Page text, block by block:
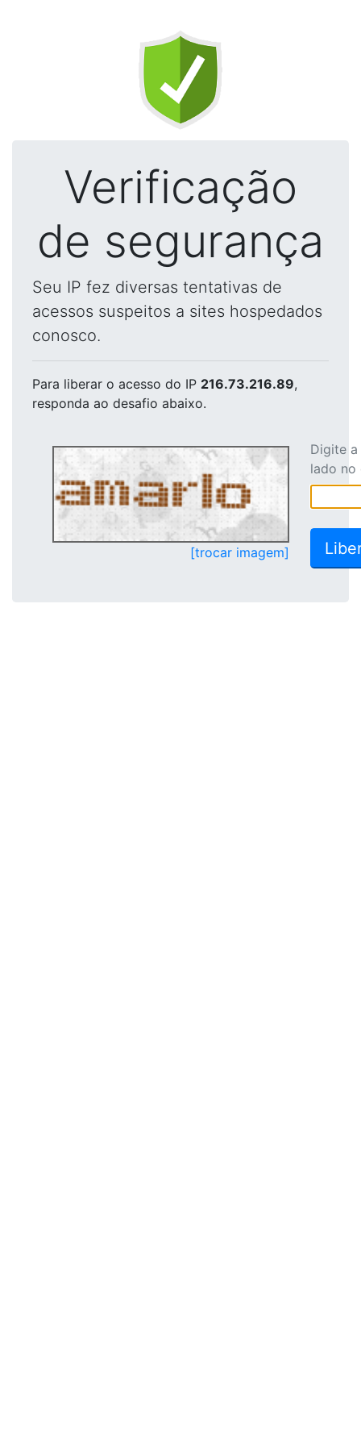
Verificação
de segurança
Seu IP fez diversas tentativas de
acessos suspeitos a sites hospedados
conosco.
Para liberar o acesso do IP 216.73.216.89,
responda ao desafio abaixo.
[trocar imagem]
Digite
lado no